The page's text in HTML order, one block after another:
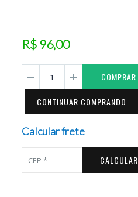
R$ 96,00
COMPRAR
CONTINUAR COMPRANDO
Calcular frete
CALCULAR